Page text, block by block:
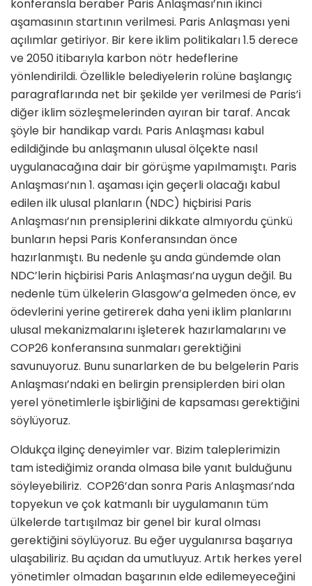
konferansla beraber Paris Anlaşması’nın ikinci
aşamasının startının verilmesi. Paris Anlaşması yeni
açılımlar getiriyor. Bir kere iklim politikaları 1.5 derece
ve 2050 itibarıyla karbon nötr hedeflerine
yönlendirildi. Özellikle belediyelerin rolüne başlangıç
paragraflarında net bir şekilde yer verilmesi de Paris’i
diğer iklim sözleşmelerinden ayıran bir taraf. Ancak
şöyle bir handikap vardı. Paris Anlaşması kabul
edildiğinde bu anlaşmanın ulusal ölçekte nasıl
uygulanacağına dair bir görüşme yapılmamıştı. Paris
Anlaşması’nın 1. aşaması için geçerli olacağı kabul
edilen ilk ulusal planların (NDC) hiçbirisi Paris
Anlaşması’nın prensiplerini dikkate almıyordu çünkü
bunların hepsi Paris Konferansından önce
hazırlanmıştı. Bu nedenle şu anda gündemde olan
NDC’lerin hiçbirisi Paris Anlaşması’na uygun değil. Bu
nedenle tüm ülkelerin Glasgow’a gelmeden önce, ev
ödevlerini yerine getirerek daha yeni iklim planlarını
ulusal mekanizmalarını işleterek hazırlamalarını ve
COP26 konferansına sunmaları gerektiğini
savunuyoruz. Bunu sunarlarken de bu belgelerin Paris
Anlaşması’ndaki en belirgin prensiplerden biri olan
yerel yönetimlerle işbirliğini de kapsaması gerektiğini
söylüyoruz.
Oldukça ilginç deneyimler var. Bizim taleplerimizin
tam istediğimiz oranda olmasa bile yanıt bulduğunu
söyleyebiliriz. COP26’dan sonra Paris Anlaşması’nda
topyekun ve çok katmanlı bir uygulamanın tüm
ülkelerde tartışılmaz bir genel bir kural olması
gerektiğini söylüyoruz. Bu eğer uygulanırsa başarıya
ulaşabiliriz. Bu açıdan da umutluyuz. Artık herkes yerel
yönetimler olmadan başarının elde edilemeyeceğini